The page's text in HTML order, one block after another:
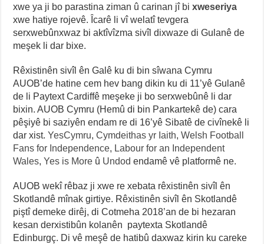
xwe ya ji bo parastina ziman û carinan jî bi xweseriya
xwe hatiye rojevê. Îcarê li vî welatî tevgera
serxwebûnxwaz bi aktîvîzma sivîl dixwaze di Gulanê de
meşek li dar bixe.
Rêxistinên sivîl ên Galê ku di bin sîwana Cymru
AUOB’de hatine cem hev bang dikin ku di 11’yê Gulanê
de li Paytext Cardiffê meşeke ji bo serxwebûnê li dar
bixin. AUOB Cymru (Hemû di bin Pankartekê de) cara
pêşiyê bi saziyên endam re di 16’yê Sibatê de civînekê li
dar xist.YesCymru,Cymdeithas yr Iaith,Welsh Football
Fans for Independence, Labour for an Independent
Wales,Yes is More û Undod endamê vê platformê ne.
AUOB wekî rêbaz ji xwe re xebata rêxistinên sivîl ên
Skotlandê mînak girtiye. Rêxistinên sivîl ên Skotlandê
piştî demeke dirêj, di Cotmeha 2018’an de bi hezaran
kesan derxistibûn kolanên paytexta Skotlandê
Edinburgç. Di vê meşê de hatibû daxwaz kirin ku careke